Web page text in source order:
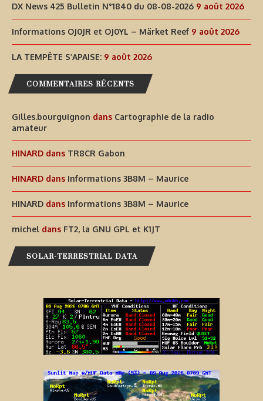
DX News 425 Bulletin N°1840 du 08-08-2026 9 août 2026
Informations OJ0JR et OJ0YL – Märket Reef 9 août 2026
LA TEMPÊTE S’APAISE: 9 août 2026
COMMENTAIRES RÉCENTS
Gilles.bourguignon dans Cartographie de la radio
amateur
HINARD dans TR8CR Gabon
HINARD dans Informations 3B8M – Maurice
HINARD dans Informations 3B8M – Maurice
michel dans FT2, la GNU GPL et K1JT
SOLAR-TERRESTRIAL DATA